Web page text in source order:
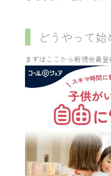
どうやって
まずはここから新規会員